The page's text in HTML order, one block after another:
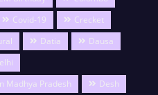
Covid-19
Crecket
Datia
Dausa
Madhya Pradesh
Desh